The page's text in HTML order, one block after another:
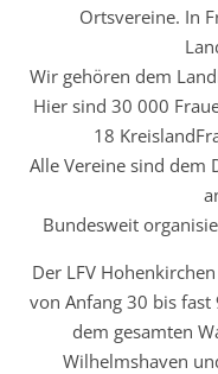
Ortsvereine. In
Wir gehören dem
Hier sind 30 000
18
Alle Vereine sind dem
Bundesweit
Der LFV
von Anfang 30 bis
dem gesamten
Wilhelmshaven